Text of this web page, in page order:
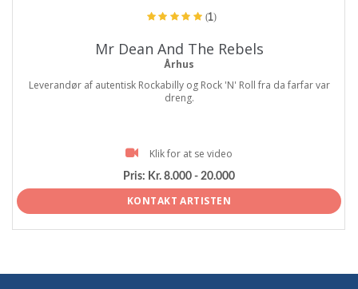
(1)
Mr Dean And The Rebels
Århus
Leverandør af autentisk Rockabilly og Rock 'N' Roll fra da farfar var
dreng.
Klik for at se video
Pris: Kr. 8.000 - 20.000
KONTAKT ARTISTEN